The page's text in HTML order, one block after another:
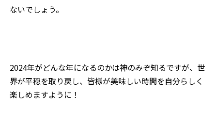
ないでしょう。
2024年がどんな年になるのかは神のみぞ知るですが、世
界が平穏を取り戻し、皆様が美味しい時間を自分らしく
楽しめますように！